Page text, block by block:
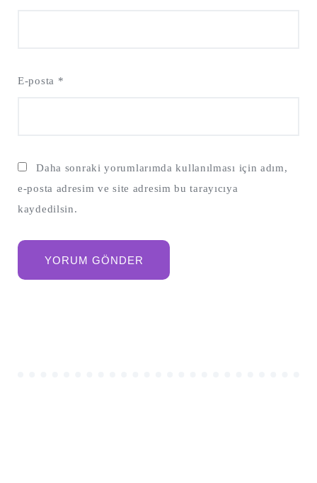
E-posta *
Daha sonraki yorumlarımda kullanılması için adım,
e-posta adresim ve site adresim bu tarayıcıya
kaydedilsin.